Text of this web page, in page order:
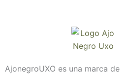
AjonegroUXO es una marca de